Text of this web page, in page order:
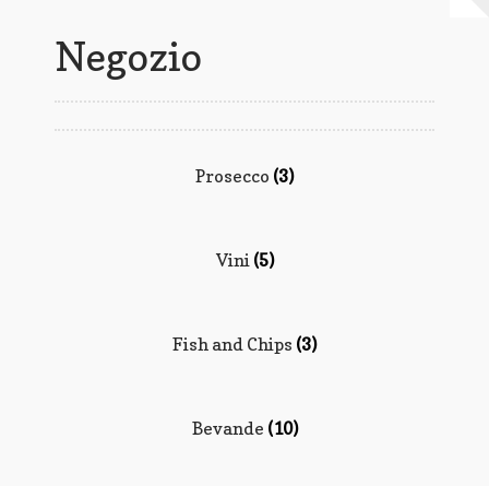
Negozio
Prosecco (3)
Vini (5)
Fish and Chips (3)
Bevande (10)